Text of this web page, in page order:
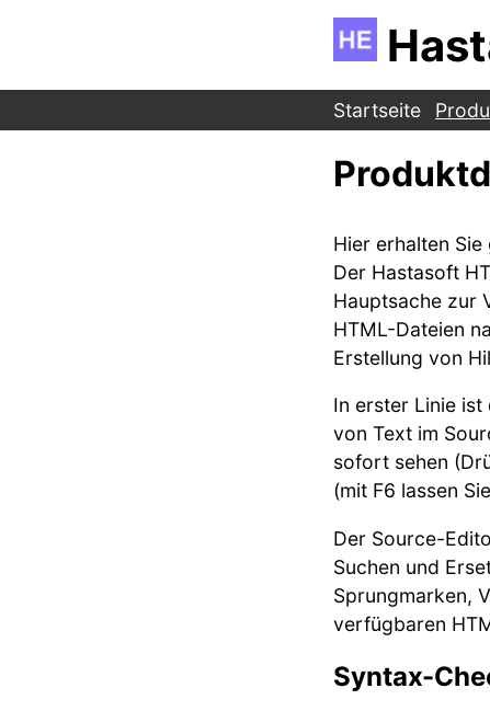
Startseite
Hier erhalten
Der Hastasoft
Hauptsache zur
HTML-Dateien
Erstellung von
In erster Linie
von Text im
sofort sehen
(mit F6 lassen
Der Source-
Suchen und
Sprungmarken,
verfügbaren
Syntax-